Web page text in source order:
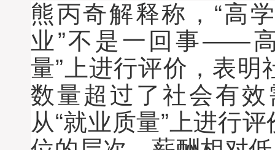
熊丙奇解释称，“高
业”不是一回事——
量”上进行评价，表
数量超过了社会有
从“就业质量”上进行